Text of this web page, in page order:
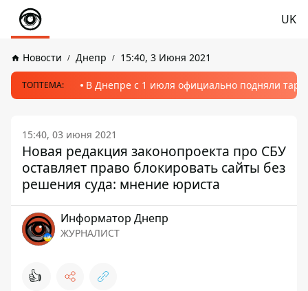
UK
Новости Днепр 15:40, 3 Июня 2021
ТОПТЕМА: В Днепре с 1 июля официально подняли
15:40, 03 июня 2021
Новая редакция законопроекта про СБУ
оставляет право блокировать сайты без
решения суда: мнение юриста
Информатор Днепр
ЖУРНАЛИСТ
👍